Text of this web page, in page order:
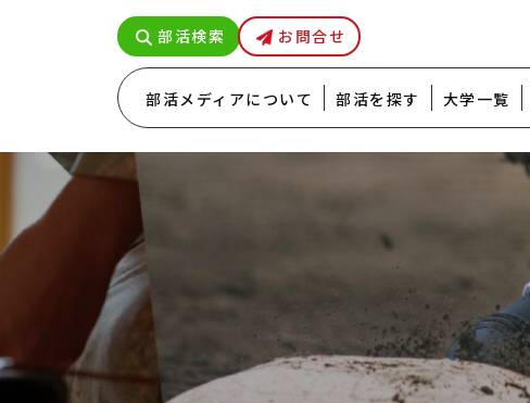
部活検索 お問合せ
部活メディアについて 部活を探す 大学一覧